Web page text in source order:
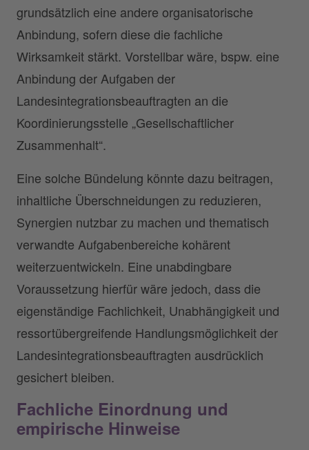
grundsätzlich eine andere organisatorische
Anbindung, sofern diese die fachliche
Wirksamkeit stärkt. Vorstellbar wäre, bspw. eine
Anbindung der Aufgaben der
Landesintegrationsbeauftragten an die
Koordinierungsstelle „Gesellschaftlicher
Zusammenhalt“.
Eine solche Bündelung könnte dazu beitragen,
inhaltliche Überschneidungen zu reduzieren,
Synergien nutzbar zu machen und thematisch
verwandte Aufgabenbereiche kohärent
weiterzuentwickeln. Eine unabdingbare
Voraussetzung hierfür wäre jedoch, dass die
eigenständige Fachlichkeit, Unabhängigkeit und
ressortübergreifende Handlungsmöglichkeit der
Landesintegrationsbeauftragten ausdrücklich
gesichert bleiben.
Fachliche Einordnung und
empirische Hinweise